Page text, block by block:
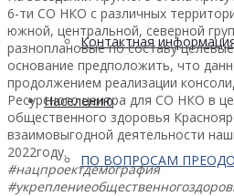
Контактная
Населению
ПО ВОПРОСАМ
6-ти СО НКО с различных
южной, центральной, северной
разноплановые по составу
основание предположить, что
продолжением реализации
Ресурсного центра для СО НКО в
общественного здоровья
взаимовыгодной деятельности
2022году.
#нацпроектдемография